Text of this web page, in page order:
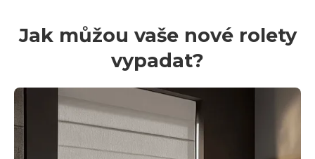
Jak můžou vaše nové rolety
vypadat?